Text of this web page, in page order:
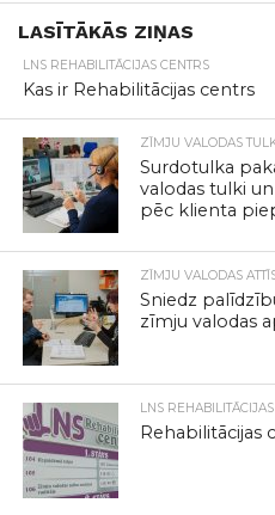
LASĪTĀKĀS ZIŅAS
LNS REHABILITĀCIJAS CENTRS
Kas ir Rehabilitācijas centrs
ZĪMJU VALODAS
Surdotulka
valodas tulki
pēc klienta
ZĪMJU VALODAS
Sniedz
zīmju valodas
LNS
Rehabilitācijas